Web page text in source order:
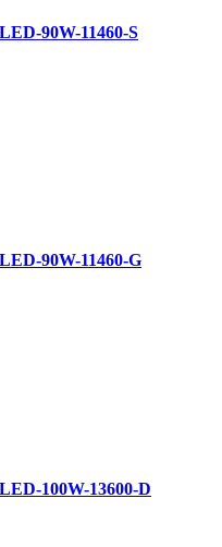
90W-11460-S
90W-11460-G
100W-13600-D